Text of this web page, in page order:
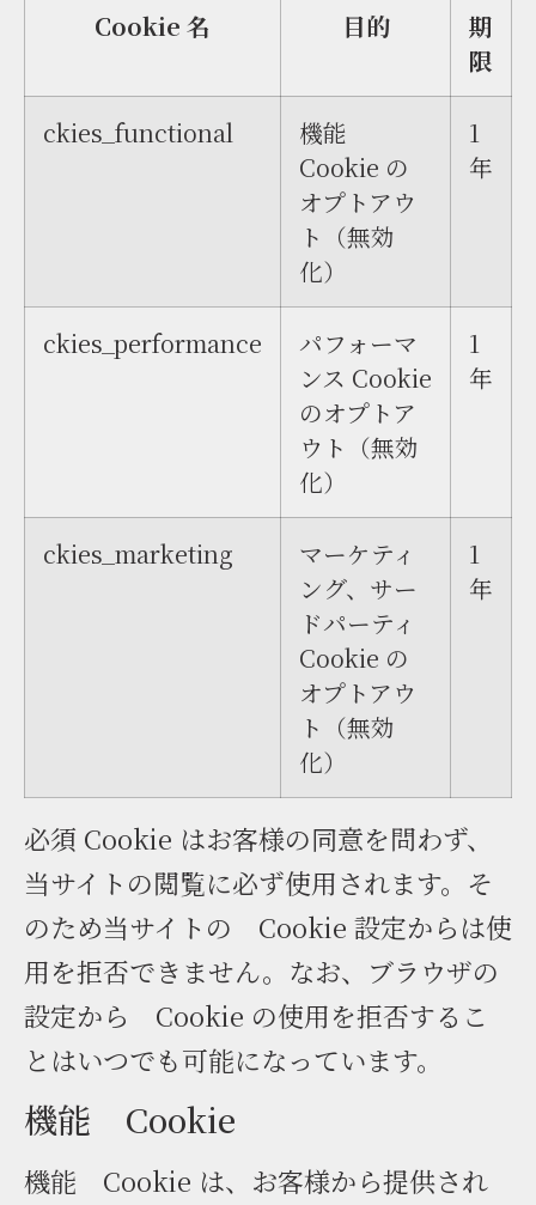
Cookie 名 目的
期
限
ckies_functional
機能
Cookie の
オプトアウ
ト（無効
化）
1
年
ckies_performance
パフォーマ
ンス Cookie
のオプトア
ウト（無効
化）
1
年
ckies_marketing
マーケティ
ング、サー
ドパーティ
Cookie の
オプトアウ
ト（無効
化）
1
年
必須 Cookie はお客様の同意を問わず、
当サイトの閲覧に必ず使用されます。そ
のため当サイトの Cookie 設定からは使
用を拒否できません。なお、ブラウザの
設定から Cookie の使用を拒否するこ
とはいつでも可能になっています。
機能 Cookie
機能 Cookie は、お客様から提供され